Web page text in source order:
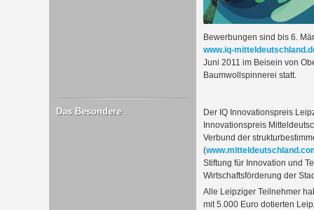
Bewerbungen sind bis 6.
www.iq-
Juni 2011 im Beisein von
Baumwollspinnerei statt.
Das Besondere
Der IQ Innovationspreis
Innovationspreis
Verbund der
(
Stiftung für Innovation und
Wirtschaftsförderung der
Alle Leipziger Teilnehmer
mit 5.000 Euro dotierten